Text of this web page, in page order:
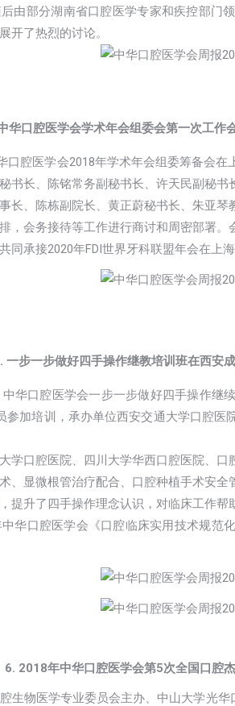
由部分湖南省口腔医学专家和疾控部门
开了热烈的讨论。
华口腔医学会学术年会组委会第一次工作
口腔医学会2018年学术年会组委筹备会
书长、陈铭常务副秘书长、许天民副秘
长、陈栋副院长、黄正蔚秘书长、朱亚
，会务接待等工作进行商讨和周密部署
同承接2020年FDI世界牙科联盟年会在上
一步一步做好四手操作继教培训班在西安
华口腔医学会一步一步做好四手操作继
参加培训，承办单位西安交通大学口腔
学口腔医院、四川大学华西口腔医院、
、显微根管治疗配合、口腔种植手术安
提升了四手操作理念认识，对临床工作帮
华口腔医学会《口腔临床实用技术规范
6. 2018年中华口腔医学会第5次全国口腔
生物医学专业委员会主办、中山大学光